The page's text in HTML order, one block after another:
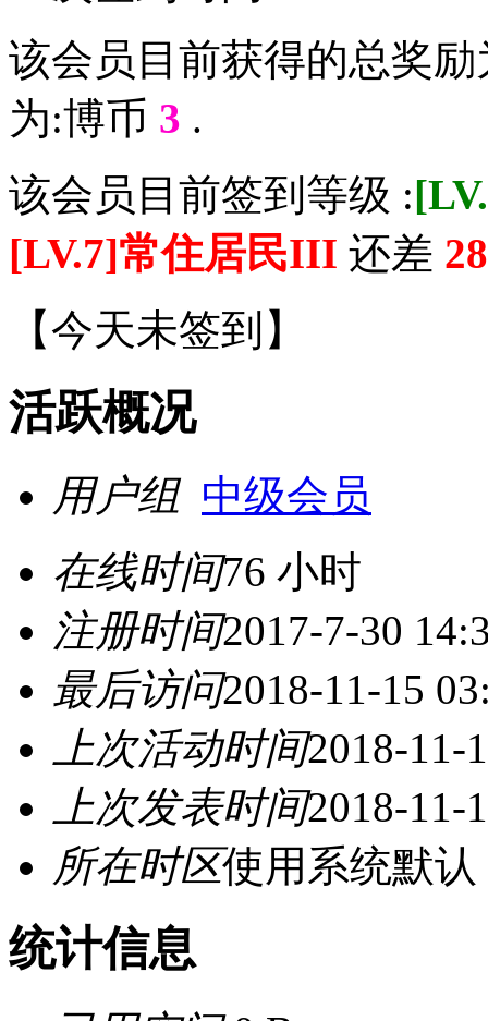
该会员目前获得的总奖
为:博币 3 .
该会员目前签到等级 :
[LV.7]常住居民III 还差 28
【今天未签到 】
活跃概况
用户组 中级会员
在线时间76 小时
注册时间2017-7-30
最后访问2018-11-15
上次活动时间2018-11-
上次发表时间2018-11-
所在时区使用系统默认
统计信息